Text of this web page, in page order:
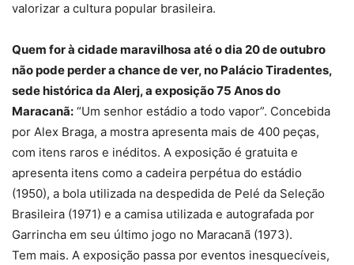
valorizar a cultura popular brasileira.
Quem for à cidade maravilhosa até o dia 20 de outubro
não pode perder a chance de ver, no Palácio Tiradentes,
sede histórica da Alerj, a exposição 75 Anos do
Maracanã: “Um senhor estádio a todo vapor”. Concebida
por Alex Braga, a mostra apresenta mais de 400 peças,
com itens raros e inéditos. A exposição é gratuita e
apresenta itens como a cadeira perpétua do estádio
(1950), a bola utilizada na despedida de Pelé da Seleção
Brasileira (1971) e a camisa utilizada e autografada por
Garrincha em seu último jogo no Maracanã (1973).
Tem mais. A exposição passa por eventos inesquecíveis,